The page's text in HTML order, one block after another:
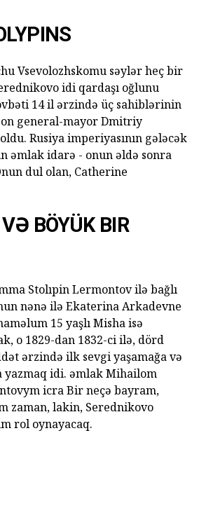
Vsevolozhskomu səylər heç bir
idi qardaşı oğlunu
14 il ərzində üç sahiblərinin
general-mayor Dmitriy
Rusiya imperiyasının gələcək
əmlak idarə - onun əldə sonra
dul olan, Catherine
BÖYÜK BIR
Stolıpin Lermontov ilə bağlı
nənə ilə Ekaterina Arkadevne
15 yaşlı Misha isə
o 1829-dan 1832-ci ilə, dörd
ərzində ilk sevgi yaşamağa və
yazmaq idi. əmlak Mihailom
icra Bir neçə bayram,
zaman, lakin, Serednikovo
rol oynayacaq.